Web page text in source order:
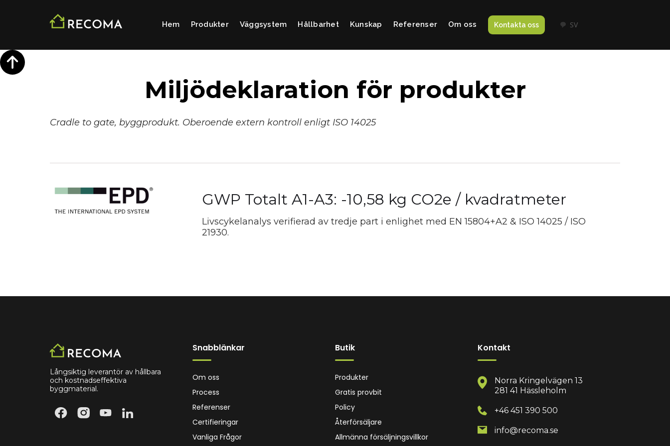
Hem Produkter Väggsystem Hållbarhet Kunskap Referenser Om oss Kontakta oss SV
Miljödeklaration för produkter
Cradle to gate, byggprodukt. Oberoende extern kontroll enligt ISO 14025
GWP Totalt A1-A3: -10,58 kg CO2e / kvadratmeter
Livscykelanalys verifierad av tredje part i enlighet med EN 15804+A2 & ISO 14025 / ISO
21930.
Långsiktig leverantör av hållbara
och kostnadseffektiva
byggmaterial.
Snabblänkar
Om oss
Process
Referenser
Certifieringar
Vanliga Frågor
Butik
Produkter
Gratis provbit
Policy
Återförsäljare
Allmänna försäljningsvillkor
Kontakt
Norra Kringelvägen 13
281 41 Hässleholm
+46 451 390 500
info@recoma.se